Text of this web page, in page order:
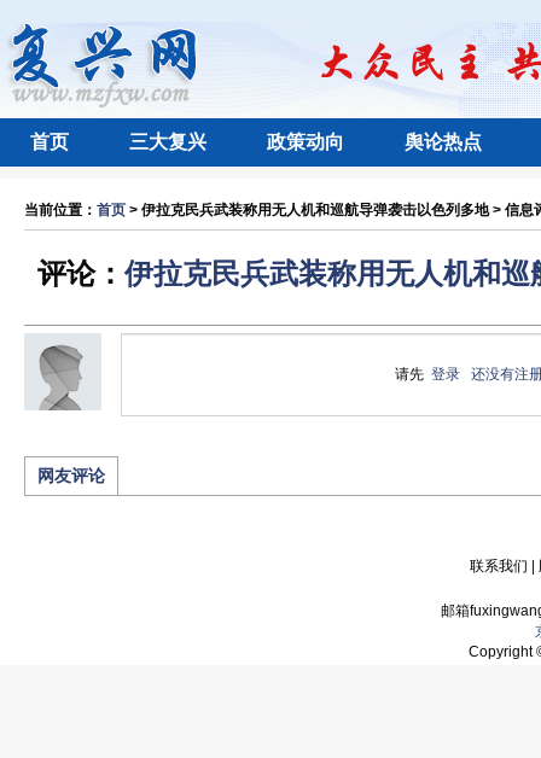
首页 三大复兴 政策动向 舆论热点
当前位置： 首页 > 伊拉克民兵武装称用无人机和巡航导弹袭击以色列多地 > 信息
评论：伊拉克民兵武装称用无人机和
请先登录 还没有注
网友评论
联系我们
邮箱
Copyright